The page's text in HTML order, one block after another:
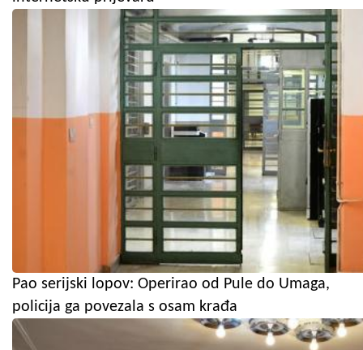
Pao serijski lopov: Operirao od Pule do Umaga,
policija ga povezala s osam krađa